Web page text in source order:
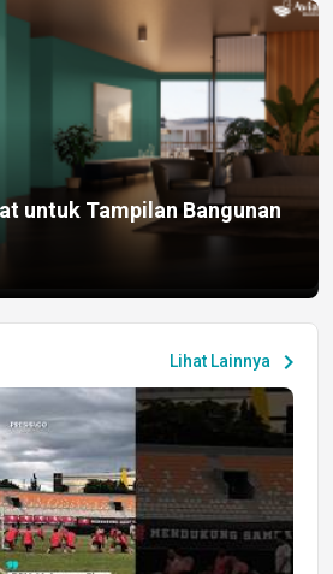
untuk Tampilan Bangunan
Lihat Lainnya chevron_right